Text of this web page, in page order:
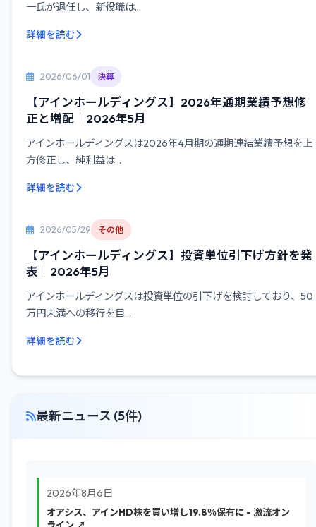
一氏が退任し、新役職は...
詳細を読む
2026/06/01 決算
【アインホールディングス】2026年通期業績予想修
正と増配｜2026年5月
アインホールディングスは2026年4月期の通期連結業績予想を上
方修正し、純利益は...
詳細を読む
2026/05/29 その他
【アインホールディングス】投資単位引下げ方針を発
表｜2026年5月
アインホールディングスは投資単位の引下げを検討しており、50
万円未満への移行を目...
詳細を読む
最新ニュース (5件)
2026年8月6日
オアシス、アインHD株を買い増し19.8％保有に - 激流オン